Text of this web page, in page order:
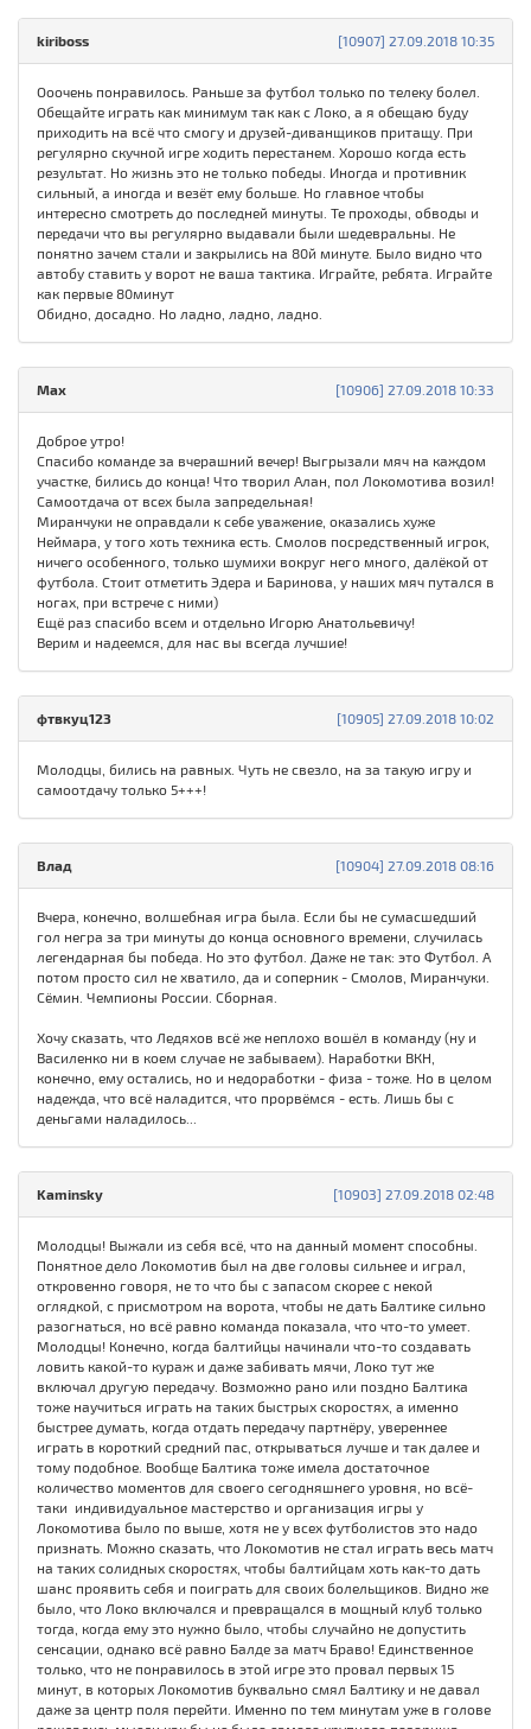
[10907] 27.09.2018 10:35
kiriboss
Ооочень понравилось. Раньше за футбол только по телеку болел.
Обещайте играть как минимум так как с Локо, а я обещаю буду
приходить на всё что смогу и друзей-диванщиков притащу. При
регулярно скучной игре ходить перестанем. Хорошо когда есть
результат. Но жизнь это не только победы. Иногда и противник
сильный, а иногда и везёт ему больше. Но главное чтобы
интересно смотреть до последней минуты. Те проходы, обводы и
передачи что вы регулярно выдавали были шедевральны. Не
понятно зачем стали и закрылись на 80й минуте. Было видно что
автобу ставить у ворот не ваша тактика. Играйте, ребята. Играйте
как первые 80минут
Обидно, досадно. Но ладно, ладно, ладно.
[10906] 27.09.2018 10:33
Max
Доброе утро!
Спасибо команде за вчерашний вечер! Выгрызали мяч на каждом
участке, бились до конца! Что творил Алан, пол Локомотива возил!
Самоотдача от всех была запредельная!
Миранчуки не оправдали к себе уважение, оказались хуже
Неймара, у того хоть техника есть. Смолов посредственный игрок,
ничего особенного, только шумихи вокруг него много, далёкой от
футбола. Стоит отметить Эдера и Баринова, у наших мяч путался в
ногах, при встрече с ними)
Ещё раз спасибо всем и отдельно Игорю Анатольевичу!
Верим и надеемся, для нас вы всегда лучшие!
[10905] 27.09.2018 10:02
фтвкуц123
Молодцы, бились на равных. Чуть не свезло, на за такую игру и
самоотдачу только 5+++!
[10904] 27.09.2018 08:16
Влад
Вчера, конечно, волшебная игра была. Если бы не сумасшедший
гол негра за три минуты до конца основного времени, случилась
легендарная бы победа. Но это футбол. Даже не так: это Футбол. А
потом просто сил не хватило, да и соперник - Смолов, Миранчуки.
Сёмин. Чемпионы России. Сборная.
Хочу сказать, что Ледяхов всё же неплохо вошёл в команду (ну и
Василенко ни в коем случае не забываем). Наработки ВКН,
конечно, ему остались, но и недоработки - физа - тоже. Но в целом
надежда, что всё наладится, что прорвёмся - есть. Лишь бы с
деньгами наладилось...
[10903] 27.09.2018 02:48
Kaminsky
Молодцы! Выжали из себя всё, что на данный момент способны.
Понятное дело Локомотив был на две головы сильнее и играл,
откровенно говоря, не то что бы с запасом скорее с некой
оглядкой, с присмотром на ворота, чтобы не дать Балтике сильно
разогнаться, но всё равно команда показала, что что-то умеет.
Молодцы! Конечно, когда балтийцы начинали что-то создавать
ловить какой-то кураж и даже забивать мячи, Локо тут же
включал другую передачу. Возможно рано или поздно Балтика
тоже научиться играть на таких быстрых скоростях, а именно
быстрее думать, когда отдать передачу партнёру, увереннее
играть в короткий средний пас, открываться лучше и так далее и
тому подобное. Вообще Балтика тоже имела достаточное
количество моментов для своего сегодняшнего уровня, но всё-
таки индивидуальное мастерство и организация игры у
Локомотива было по выше, хотя не у всех футболистов это надо
признать. Можно сказать, что Локомотив не стал играть весь матч
на таких солидных скоростях, чтобы балтийцам хоть как-то дать
шанс проявить себя и поиграть для своих болельщиков. Видно же
было, что Локо включался и превращался в мощный клуб только
тогда, когда ему это нужно было, чтобы случайно не допустить
сенсации, однако всё равно Балде за матч Браво! Единственное
только, что не понравилось в этой игре это провал первых 15
минут, в которых Локомотив буквально смял Балтику и не давал
даже за центр поля перейти. Именно по тем минутам уже в голове